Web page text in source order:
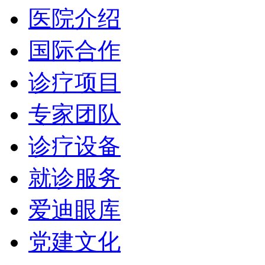
医院介绍
国际合作
诊疗项目
专家团队
诊疗设备
就诊服务
爱迪眼库
党建文化